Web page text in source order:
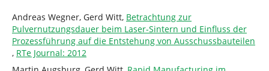
Andreas Wegner, Gerd Witt, Betrachtung zur
Pulvernutzungsdauer beim Laser-Sintern und Einfluss der
Prozessführung auf die Entstehung von Ausschussbauteilen
, RTe Journal: 2012